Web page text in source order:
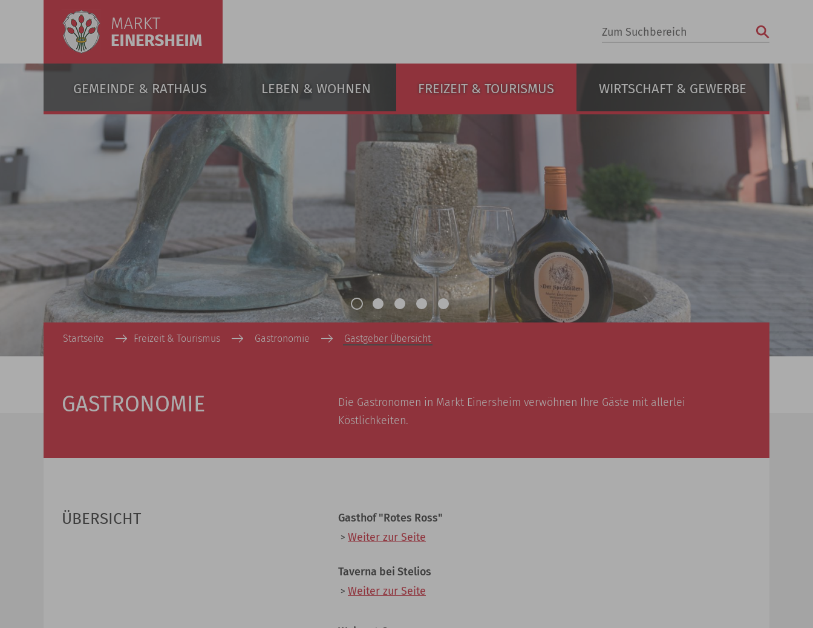
Zum Suchbereich
GEMEINDE & RATHAUS LEBEN & WOHNEN FREIZEIT & TOURISMUS WIRTSCHAFT & GEWERBE
Startseite Freizeit & Tourismus Gastronomie Gastgeber Übersicht
GASTRONOMIE
Die Gastronomen in Markt Einersheim verwöhnen Ihre Gäste mit allerlei
Köstlichkeiten.
ÜBERSICHT
Gasthof "Rotes Ross"
Weiter zur Seite
Taverna bei Stelios
Weiter zur Seite